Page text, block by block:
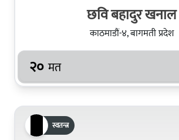
छवि बहादुर खनाल
काठमाडौं-४, बागमती प्रदेश
२० मत
स्वतन्त्र